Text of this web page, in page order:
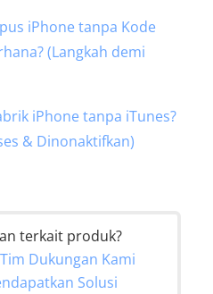
iPhone tanpa Kode
(Langkah demi
iPhone tanpa iTunes?
& Dinonaktifkan)
terkait produk?
Dukungan Kami
Solusi